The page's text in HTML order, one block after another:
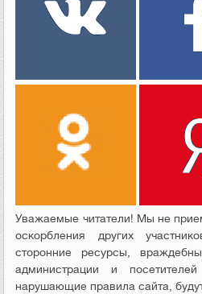
Уважаемые читатели! Мы не
оскорбления других
сторонние ресурсы,
администрации и
нарушающие правила сайта,